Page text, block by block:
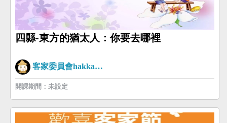
四縣-東方的猶太人：你要去哪裡
客家委員會hakkaman
開課期間：未設定